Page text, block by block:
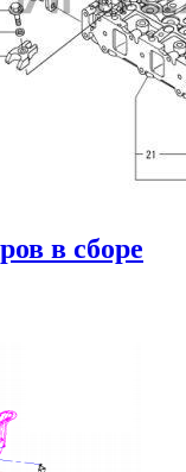
в сборе